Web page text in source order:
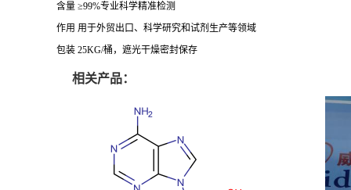
含量 ≥99%专业科学精准检测
作用 用于外贸出口、科学研究和试剂生产等领域
包装 25KG/桶，遮光干燥密封保存
相关产品：